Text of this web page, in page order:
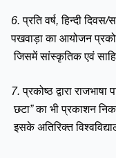
6.प्रति वर्ष,हिन्दी दिवस/
पखवाड़ा का आयोजन
जिसमें सांस्कृतिक एवं
7.प्रकोष्ठ द्वारा राजभाषा
छटा”का भी प्रकाशन
इसके अतिरिक्त